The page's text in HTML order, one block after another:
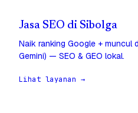
Jasa SEO di Sibolga
Naik ranking Google + muncul
Gemini) — SEO & GEO lokal.
Lihat layanan →